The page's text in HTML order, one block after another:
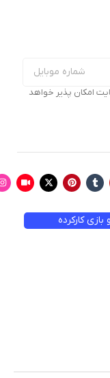
امکان پذیر خواهد
کارکرده